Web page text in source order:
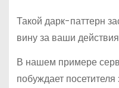
Такой дарк-паттерн
вину за ваши
В нашем примере
побуждает посетителя